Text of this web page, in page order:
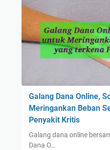
Galang Dana Online,
Meringankan Beban
Penyakit Kritis
Galang dana online
Dana O…